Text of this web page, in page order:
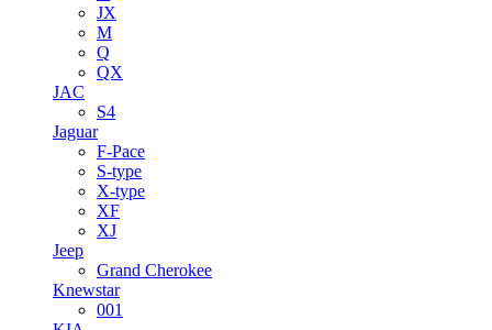
JX
M
Q
QX
JAC
S4
Jaguar
F-Pace
S-type
X-type
XF
XJ
Jeep
Grand Cherokee
Knewstar
001